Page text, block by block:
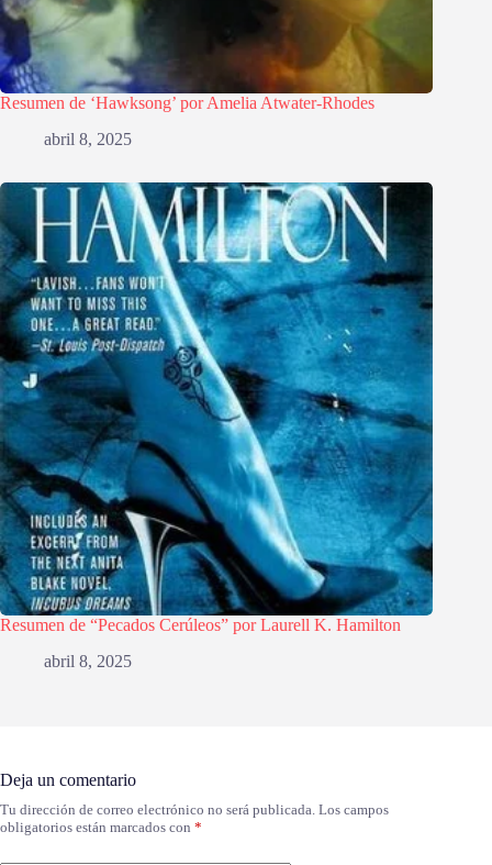
Resumen de ‘Hawksong’ por Amelia Atwater-Rhodes
abril 8, 2025
Resumen de “Pecados Cerúleos” por Laurell K. Hamilton
abril 8, 2025
Deja un comentario
Tu dirección de correo electrónico no será publicada. Los campos
obligatorios están marcados con *